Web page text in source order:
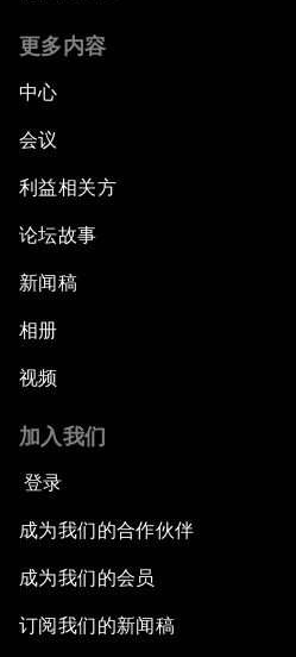
更多内容
中心
会议
利益相关方
论坛故事
新闻稿
相册
视频
加入我们
登录
成为我们的合作伙伴
成为我们的会员
订阅我们的新闻稿